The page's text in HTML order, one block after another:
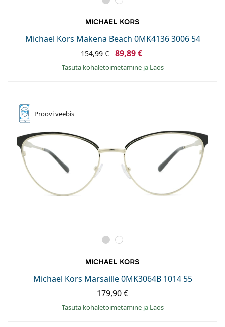
Michael Kors Makena Beach 0MK4136 3006 54
154,99 € 89,89 €
Tasuta kohaletoimetamine ja Laos
Prooviveebis
Michael Kors Marsaille 0MK3064B 1014 55
179,90 €
Tasuta kohaletoimetamine ja Laos